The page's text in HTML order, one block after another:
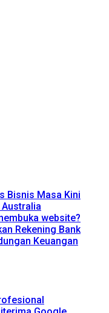
Bisnis Masa Kini
website?
Rekening Bank
Keuangan